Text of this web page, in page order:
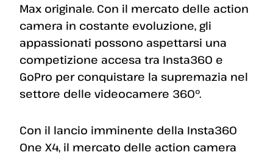
Max originale. Con il mercato delle action
camera in costante evoluzione, gli
appassionati possono aspettarsi una
competizione accesa tra Insta360 e
GoPro per conquistare la supremazia nel
settore delle videocamere 360º.
Con il lancio imminente della Insta360
One X4, il mercato delle action camera